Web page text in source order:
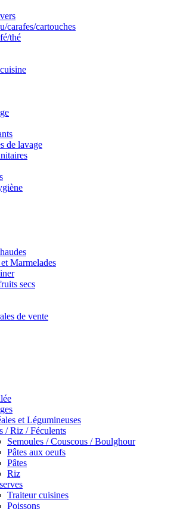
carafes/cartouches
thé
de lavage
Marmelades
secs
de vente
et Légumineuses
/ Riz / Féculents
Semoules / Couscous / Boulghour
Pâtes aux oeufs
Pâtes
Riz
Traiteur cuisines
Poissons